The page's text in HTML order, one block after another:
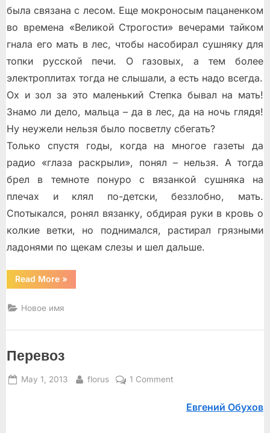
была связана с лесом. Еще мокроносым пацаненком
во времена «Великой Строгости» вечерами тайком
гнала его мать в лес, чтобы насобирал сушняку для
топки русской печи. О газовых, а тем более
электроплитах тогда не слышали, а есть надо всегда.
Ох и зол за это маленький Степка бывал на мать!
Знамо ли дело, мальца – да в лес, да на ночь глядя!
Ну неужели нельзя было посветлу сбегать?
Только спустя годы, когда на многое газеты да
радио «глаза раскрыли», понял – нельзя. А тогда
брел в темноте понуро с вязанкой сушняка на
плечах и клял по-детски, беззлобно, мать.
Спотыкался, ронял вязанку, обдирая руки в кровь о
колкие ветки, но поднимался, растирал грязными
ладонями по щекам слезы и шел дальше.
Read More“Дрова”
»
Новое имя
Перевоз
Posted
May 1, 2013 By
florus 1 Commenton
Евгений Обухов